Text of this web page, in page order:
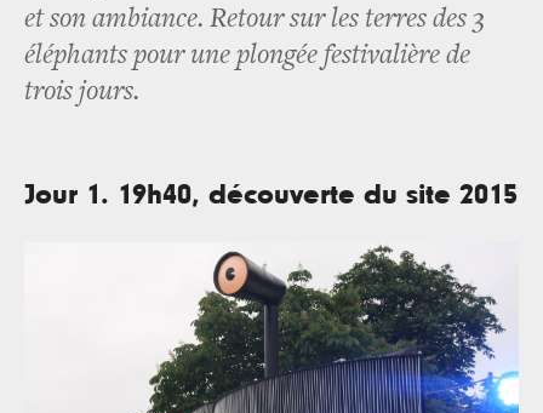
et son ambiance. Retour sur les terres des 3
éléphants pour une plongée festivalière de
trois jours.
Jour 1. 19h40, découverte du site 2015